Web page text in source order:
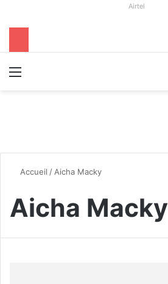
Airtel
Accueil /Aicha Macky
Aicha Macky